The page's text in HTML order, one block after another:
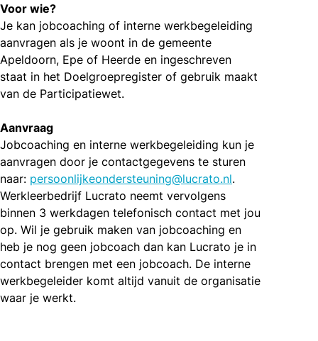
Voor wie?
Je kan jobcoaching of interne werkbegeleiding
aanvragen als je woont in de gemeente
Apeldoorn, Epe of Heerde en ingeschreven
staat in het Doelgroepregister of gebruik maakt
van de Participatiewet.
Aanvraag
Jobcoaching en interne werkbegeleiding kun je
aanvragen door je contactgegevens te sturen
naar: persoonlijkeondersteuning@lucrato.nl.
Werkleerbedrijf Lucrato neemt vervolgens
binnen 3 werkdagen telefonisch contact met jou
op. Wil je gebruik maken van jobcoaching en
heb je nog geen jobcoach dan kan Lucrato je in
contact brengen met een jobcoach. De interne
werkbegeleider komt altijd vanuit de organisatie
waar je werkt.